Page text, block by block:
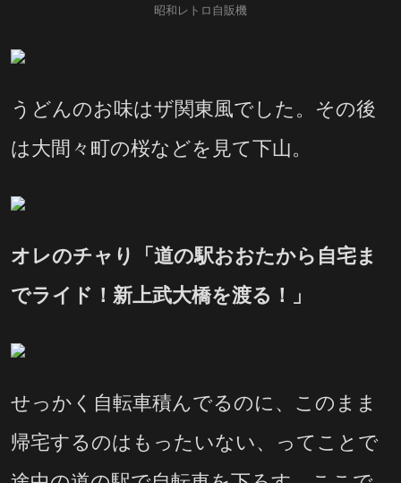
昭和レトロ自販機
うどんのお味はザ関東風でした。その後
は大間々町の桜などを見て下山。
オレのチャり「道の駅おおたから自宅ま
でライド！新上武大橋を渡る！」
せっかく自転車積んでるのに、このまま
帰宅するのはもったいない、ってことで